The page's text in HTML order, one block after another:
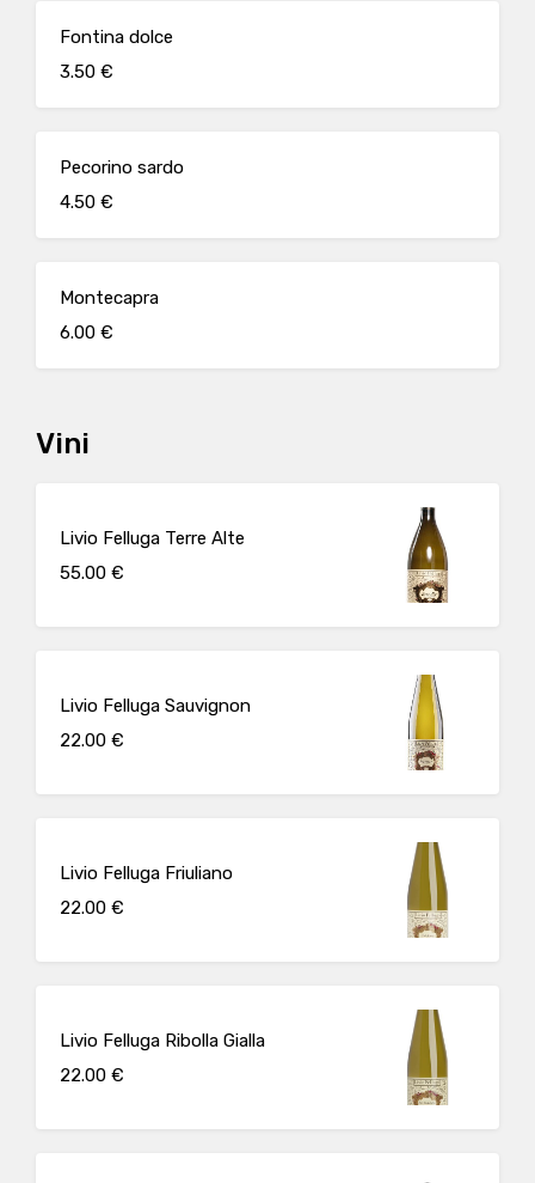
Fontina dolce
3.50 €
Pecorino sardo
4.50 €
Montecapra
6.00 €
Vini
Livio Felluga Terre Alte
55.00 €
Livio Felluga Sauvignon
22.00 €
Livio Felluga Friuliano
22.00 €
Livio Felluga Ribolla Gialla
22.00 €